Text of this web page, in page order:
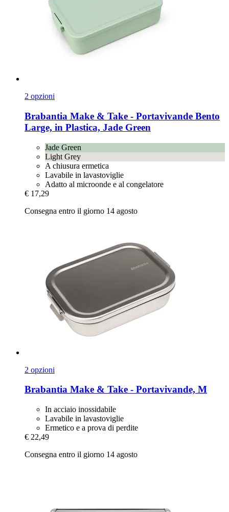
2 opzioni
Brabantia Make & Take -​ Portavivande Bento
Large, in Plastica, Jade Green
Jade Green
Light Grey
A chiusura ermetica
Lavabile in lavastoviglie
Adatto al microonde e al congelatore
€ 17,29
Consegna entro il giorno 14 agosto
2 opzioni
Brabantia Make & Take -​ Portavivande, M
In acciaio inossidabile
Lavabile in lavastoviglie
Ermetico e a prova di perdite
€ 22,49
Consegna entro il giorno 14 agosto